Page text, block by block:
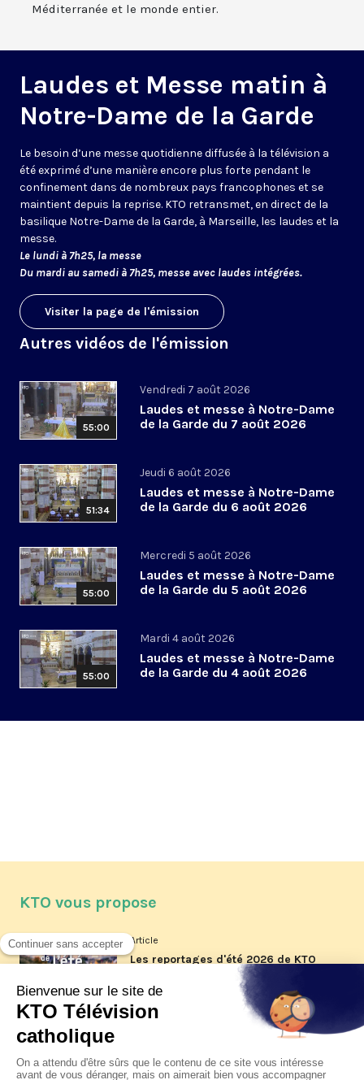
Méditerranée et le monde entier.
Laudes et Messe matin à
Notre-Dame de la Garde
Le besoin d’une messe quotidienne diffusée à la télévision a
été exprimé d’une manière encore plus forte pendant le
confinement dans de nombreux pays francophones et se
maintient depuis la reprise. KTO retransmet, en direct de la
basilique Notre-Dame de la Garde, à Marseille, les laudes et la
messe.
Le lundi à 7h25, la messe
Du mardi au samedi à 7h25, messe avec laudes intégrées.
Visiter la page de l'émission
Autres vidéos de l'émission
55:00
Vendredi 7 août 2026
Laudes et messe à Notre-Dame
de la Garde du 7 août 2026
51:34
Jeudi 6 août 2026
Laudes et messe à Notre-Dame
de la Garde du 6 août 2026
55:00
Mercredi 5 août 2026
Laudes et messe à Notre-Dame
de la Garde du 5 août 2026
55:00
Mardi 4 août 2026
Laudes et messe à Notre-Dame
de la Garde du 4 août 2026
KTO vous propose
Article
Les reportages d'été 2026 de KTO
Article
La visite pastorale du pape Léon
jeudi 6 août